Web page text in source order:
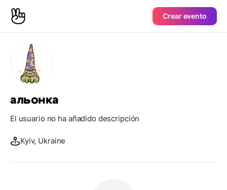
Crear evento
альонка
El usuario no ha añadido descripción
Kyiv, Ukraine